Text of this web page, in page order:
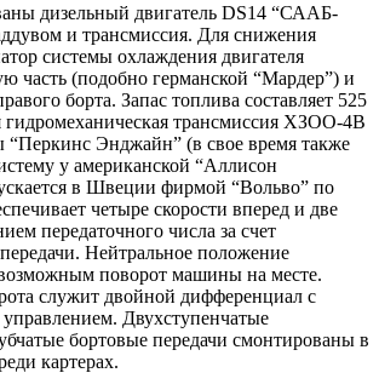
дизельный двигатель DS14 “СААБ-
и трансмиссия. Для снижения
системы охлаждения двигателя
часть (подобно германской “Мардер”) и
борта. Запас топлива составляет 525
гидромеханическая трансмиссия ХЗОО-4В
“Перкинс Энджайн” (в свое время также
у американской “Аллисон
в Швеции фирмой “Вольво” по
четыре скорости вперед и две
передаточного числа за счет
Нейтральное положение
поворот машины на месте.
служит двойной дифференциал с
Двухступенчатые
бортовые передачи смонтированы в
картерах.